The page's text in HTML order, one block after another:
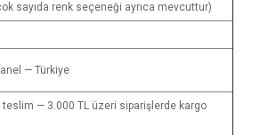
sayıda renk seçeneği ayrıca mevcuttur)
— Türkiye
teslim — 3.000 TL üzeri siparişlerde kargo